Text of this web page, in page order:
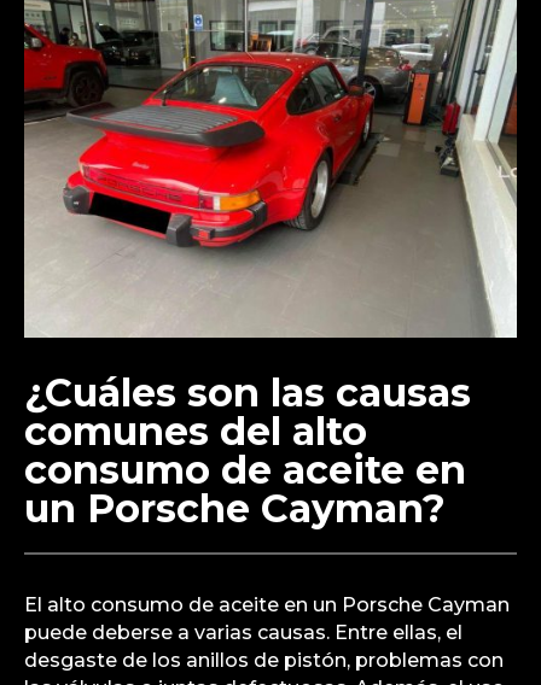
¿Cuáles son las causas
comunes del alto
consumo de aceite en
un Porsche Cayman?
El alto consumo de aceite en un Porsche Cayman
puede deberse a varias causas. Entre ellas, el
desgaste de los anillos de pistón, problemas con